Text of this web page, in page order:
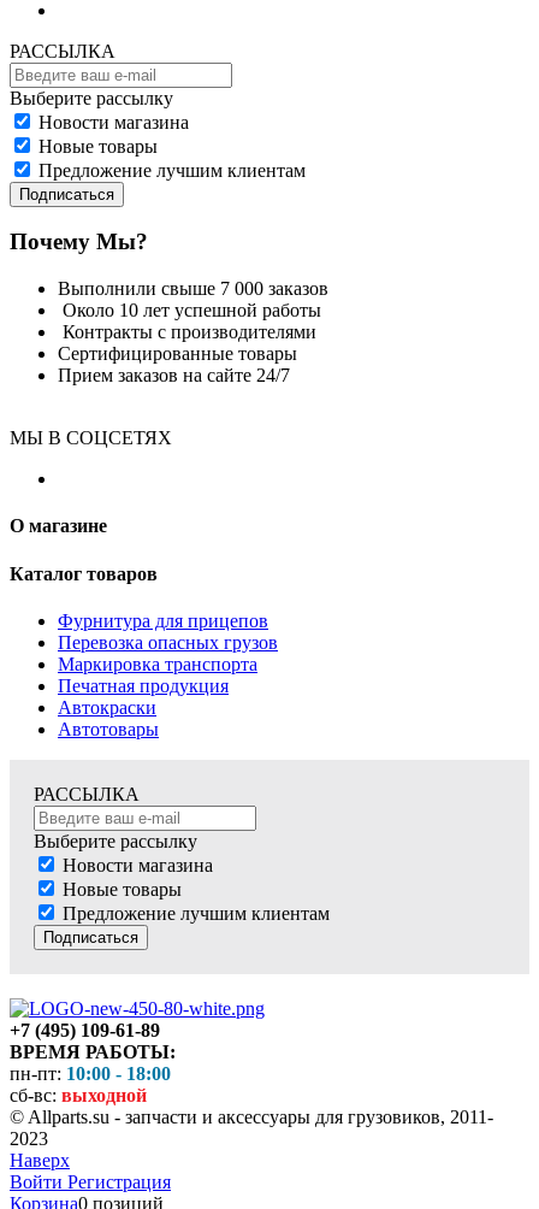
РАССЫЛКА
Выберите рассылку
Новости магазина
Новые товары
Предложение лучшим клиентам
Подписаться
Почему Мы?
Выполнили свыше 7 000 заказов
Около 10 лет успешной работы
Контракты с производителями
Сертифицированные товары
Прием заказов на сайте 24/7
МЫ В СОЦСЕТЯХ
О магазине
Каталог товаров
Фурнитура для прицепов
Перевозка опасных грузов
Маркировка транспорта
Печатная продукция
Автокраски
Автотовары
РАССЫЛКА
Выберите рассылку
Новости магазина
Новые товары
Предложение лучшим клиентам
Подписаться
+7 (495) 109-61-89
ВРЕМЯ РАБОТЫ:
пн-пт: 10:00 - 18:00
сб-вс: выходной
© Allparts.su - запчасти и аксессуары для грузовиков, 2011-
2023
Наверх
Войти Регистрация
Корзина0 позиций